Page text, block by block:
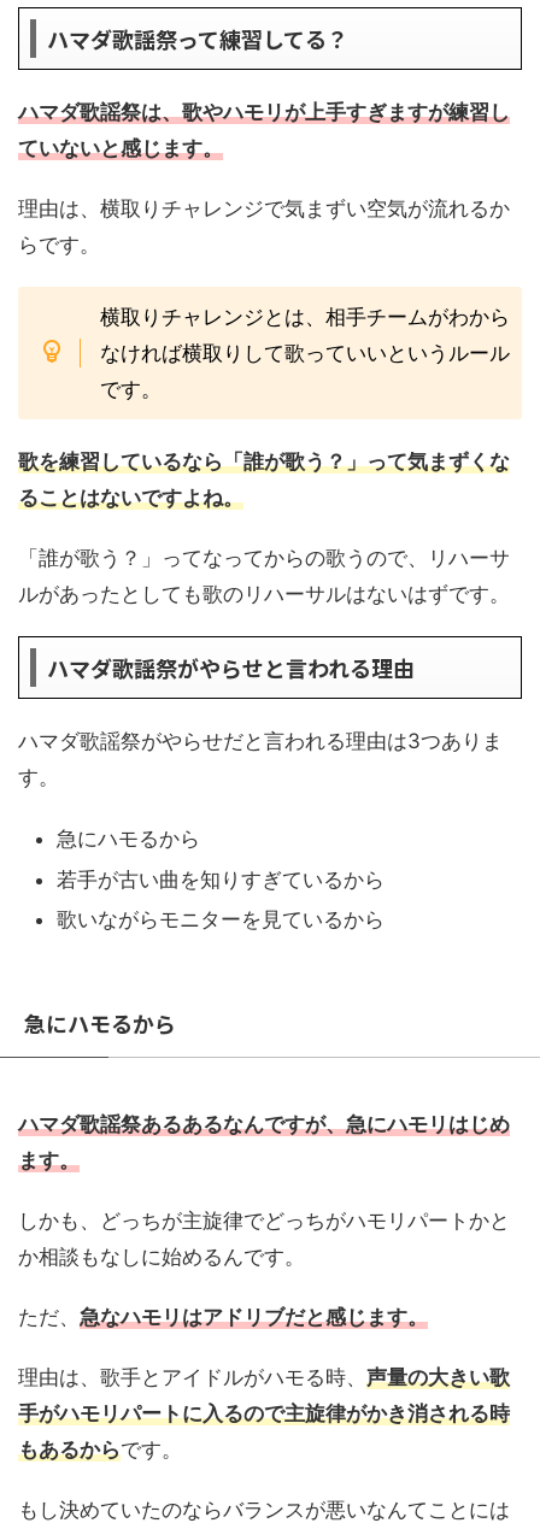
ハマダ歌謡祭って練習してる？
ハマダ歌謡祭は、歌やハモリが上手すぎますが練習し
ていないと感じます。
理由は、横取りチャレンジで気まずい空気が流れるか
らです。
横取りチャレンジとは、相手チームがわから
なければ横取りして歌っていいというルール
です。
歌を練習しているなら「誰が歌う？」って気まずくな
ることはないですよね。
「誰が歌う？」ってなってからの歌うので、リハーサ
ルがあったとしても歌のリハーサルはないはずです。
ハマダ歌謡祭がやらせと言われる理由
ハマダ歌謡祭がやらせだと言われる理由は3つありま
す。
急にハモるから
若手が古い曲を知りすぎているから
歌いながらモニターを見ているから
急にハモるから
ハマダ歌謡祭あるあるなんですが、急にハモリはじめ
ます。
しかも、どっちが主旋律でどっちがハモリパートかと
か相談もなしに始めるんです。
ただ、 急なハモリはアドリブだと感じます。
理由は、歌手とアイドルがハモる時、 声量の大きい歌
手がハモリパートに入るので主旋律がかき消される時
もあるからです。
もし決めていたのならバランスが悪いなんてことには